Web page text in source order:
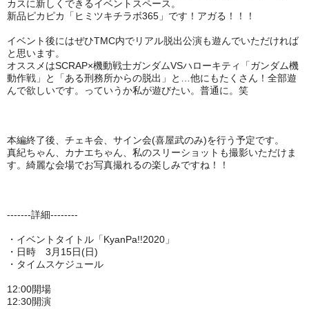
カスに新しくできるイベントスペース。
新品ピカピカ
「ヒミツキチラボ365」 です！アガる！！！
イベント後にはぜひTMC内でリアル脱出公演も遊んでいただければ
と思います。
オススメはSCRAP×機動戦士ガンダムVSハローキティ「ガンダム機
動作戦」と「ある刑務所からの脱出」
と…他にもたくさん！全部遊
んで欲しいです。っていうか私が遊びたい。普通に。笑
本編終了後、チェキ会、サイン会(喜屋武のみ)を行う予定です。
真紀ちゃん、カナエちゃん、私のスリーショットも撮影いただけま
す。綺麗な会場でお写真撮れるの楽しみですね！！
-------詳細--------
・イベントタイトル「KyanPa!!2020」
・日時 3月15日(日)
・タイムスケジュール
12:00開場
12:30開演